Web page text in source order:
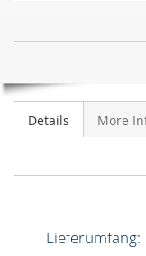
Focus
1.6
LAGER
Details More
Lieferumfang: